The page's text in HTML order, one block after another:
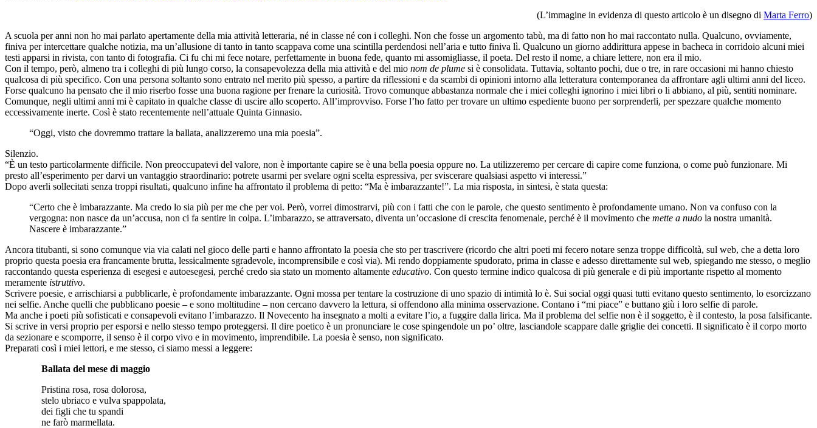
(L’immagine in evidenza di questo articolo è un disegno di Marta Ferro)
A scuola per anni non ho mai parlato apertamente della mia attività letteraria, né in classe né con i colleghi. Non che fosse un argomento tabù, ma di fatto non ho mai raccontato nulla. Qualcuno, ovviamente,
finiva per intercettare qualche notizia, ma un’allusione di tanto in tanto scappava come una scintilla perdendosi nell’aria e tutto finiva lì. Qualcuno un giorno addirittura appese in bacheca in corridoio alcuni miei
testi apparsi in rivista, con tanto di fotografia. Ci fu chi mi fece notare, perfettamente in buona fede, quanto mi assomigliasse, il poeta. Del resto il nome, a chiare lettere, non era il mio.
Con il tempo, però, almeno tra i colleghi di più lungo corso, la consapevolezza della mia attività e del mio nom de plume si è consolidata. Tuttavia, soltanto pochi, due o tre, in rare occasioni mi hanno chiesto
qualcosa di più specifico. Con una persona soltanto sono entrato nel merito più spesso, a partire da riflessioni e da scambi di opinioni intorno alla letteratura contemporanea da affrontare agli ultimi anni del liceo.
Forse qualcuno ha pensato che il mio riserbo fosse una buona ragione per frenare la curiosità. Trovo comunque abbastanza normale che i miei colleghi ignorino i miei libri o li abbiano, al più, sentiti nominare.
Comunque, negli ultimi anni mi è capitato in qualche classe di uscire allo scoperto. All’improvviso. Forse l’ho fatto per trovare un ultimo espediente buono per sorprenderli, per spezzare qualche momento
eccessivamente inerte. Così è stato recentemente nell’attuale Quinta Ginnasio.
“Oggi, visto che dovremmo trattare la ballata, analizzeremo una mia poesia”.
Silenzio.
“È un testo particolarmente difficile. Non preoccupatevi del valore, non è importante capire se è una bella poesia oppure no. La utilizzeremo per cercare di capire come funziona, o come può funzionare. Mi
presto all’esperimento per darvi un vantaggio straordinario: potrete usarmi per svelare ogni scelta espressiva, per sviscerare qualsiasi aspetto vi interessi.”
Dopo averli sollecitati senza troppi risultati, qualcuno infine ha affrontato il problema di petto: “Ma è imbarazzante!”. La mia risposta, in sintesi, è stata questa:
“Certo che è imbarazzante. Ma credo lo sia più per me che per voi. Però, vorrei dimostrarvi, più con i fatti che con le parole, che questo sentimento è profondamente umano. Non va confuso con la
vergogna: non nasce da un’accusa, non ci fa sentire in colpa. L’imbarazzo, se attraversato, diventa un’occasione di crescita fenomenale, perché è il movimento che mette a nudo la nostra umanità.
Nascere è imbarazzante.”
Ancora titubanti, si sono comunque via via calati nel gioco delle parti e hanno affrontato la poesia che sto per trascrivere (ricordo che altri poeti mi fecero notare senza troppe difficoltà, sul web, che a detta loro
proprio questa poesia era francamente brutta, lessicalmente sgradevole, incomprensibile e così via). Mi rendo doppiamente spudorato, prima in classe e adesso direttamente sul web, spiegando me stesso, o meglio
raccontando questa esperienza di esegesi e autoesegesi, perché credo sia stato un momento altamente educativo. Con questo termine indico qualcosa di più generale e di più importante rispetto al momento
meramente istruttivo.
Scrivere poesie, e arrischiarsi a pubblicarle, è profondamente imbarazzante. Ogni mossa per tentare la costruzione di uno spazio di intimità lo è. Sui social oggi quasi tutti evitano questo sentimento, lo esorcizzano
nei selfie. Anche quelli che pubblicano poesie – e sono moltitudine – non cercano davvero la lettura, si offendono alla minima osservazione. Contano i “mi piace” e buttano giù i loro selfie di parole.
Ma anche i poeti più sofisticati e consapevoli evitano l’imbarazzo. Il Novecento ha insegnato a molti a evitare l’io, a fuggire dalla lirica. Ma il problema del selfie non è il soggetto, è il contesto, la posa falsificante.
Si scrive in versi proprio per esporsi e nello stesso tempo proteggersi. Il dire poetico è un pronunciare le cose spingendole un po’ oltre, lasciandole scappare dalle griglie dei concetti. Il significato è il corpo morto
da sezionare e scomporre, il senso è il corpo vivo e in movimento, imprendibile. La poesia è senso, non significato.
Preparati così i miei lettori, e me stesso, ci siamo messi a leggere:
Ballata del mese di maggio
Pristina rosa, rosa dolorosa,
stelo ubriaco e vulva spappolata,
dei figli che tu spandi
ne farò marmellata.